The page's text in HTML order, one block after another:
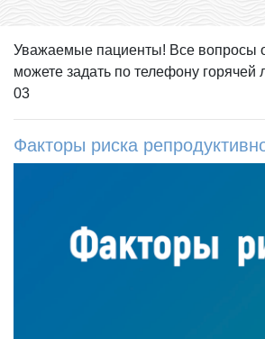
Уважаемые пациенты! Все вопросы
можете задать по телефону горячей
03
Факторы риска